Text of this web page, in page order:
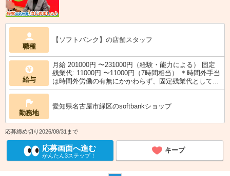
職種
【ソフトバンク】の店舗スタッフ
給与
月給 201000円 〜231000円（経験・能力による） 固定
残業代: 11000円 〜11000円（7時間相当） ＊時間外手当
は時間外労働の有無にかかわらず、固定残業代として...
勤務地
愛知県名古屋市緑区のsoftbankショップ
応募締め切り2026/08/31まで
応募画面へ進む
かんたん3ステップ！
キープ